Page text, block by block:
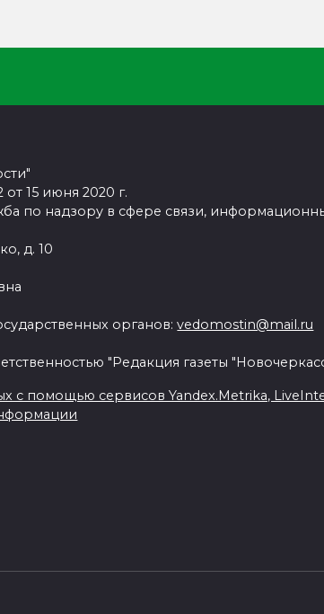
15 июня 2020 г.
по надзору в сфере связи,
д. 10
органов:vedomostin@mail.ru
"Редакция газеты
с помощью сервисов Yandex.Metrika,